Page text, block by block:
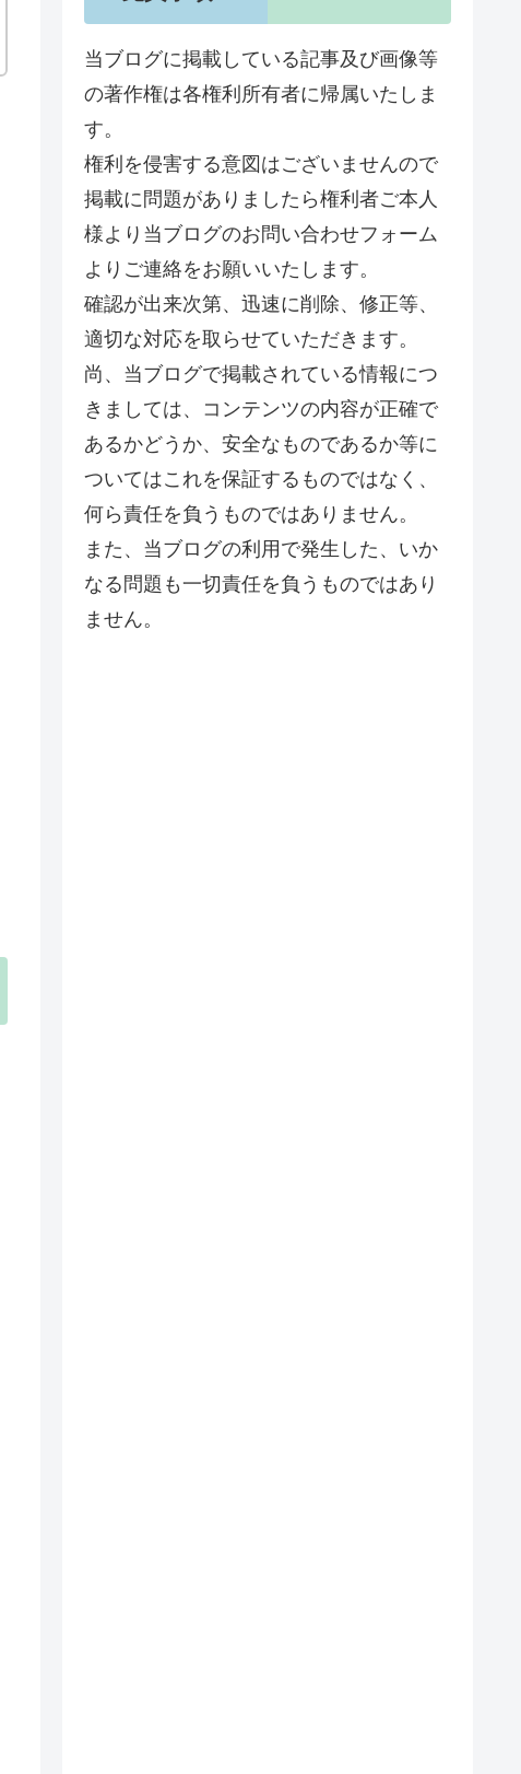
当ブログに掲載している記事及び画像等
の著作権は各権利所有者に帰属いたしま
す。
権利を侵害する意図はございませんので
掲載に問題がありましたら権利者ご本人
様より当ブログのお問い合わせフォーム
よりご連絡をお願いいたします。
確認が出来次第、迅速に削除、修正等、
適切な対応を取らせていただきます。
尚、当ブログで掲載されている情報につ
きましては、コンテンツの内容が正確で
あるかどうか、安全なものであるか等に
ついてはこれを保証するものではなく、
何ら責任を負うものではありません。
また、当ブログの利用で発生した、いか
なる問題も一切責任を負うものではあり
ません。